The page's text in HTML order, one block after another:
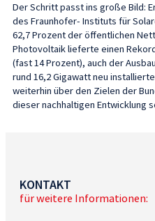
Der Schritt passt ins große Bild:
des Fraunhofer- Instituts für
62,7 Prozent der öffentlichen
Photovoltaik lieferte einen
(fast 14 Prozent), auch der
rund 16,2 Gigawatt neu
weiterhin über den Zielen der
dieser nachhaltigen Entwicklung
KONTAKT
für weitere Informationen: